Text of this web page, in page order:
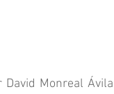
Monreal Ávila